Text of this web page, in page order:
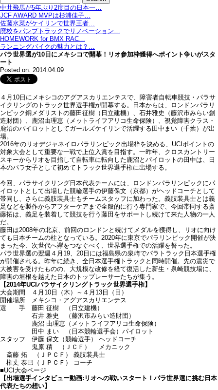
中井飛馬が5年ぶり2度目の日本一…
JCF AWARD MVPは杉浦佳子…
佐藤水菜がケイリンで世界王者…
廃校をパンプトラックでリノベーション…
HOMEWORK for BMX RAC…
ランニングバイクの魅力とは？…
パラ世界選が10日にメキシコで開幕！リオ参加枠獲得へポイント争いがスタ
ート
Posted on: 2014.04.09
４月10日にメキシコのアグアスカリエンテスで、障害者自転車競技・パラサ
イクリングのトラック世界選手権が開幕する。日本からは、ロンドンパラリ
ンピック銅メダリストの藤田征樹（日立建機）、石井雅史（藤沢市みらい創
造財団）、鹿沼由理恵（メットライフアリコ生命保険）、視覚障害クラス・
鹿沼のパイロットとしてガールズケイリンで活躍する田中まい（千葉）が出
場。
2016年のリオデジャネイロパラリンピック出場枠を決める、UCIポイントの
対象大会として重要な一戦で上位入賞を目指す。一昨年、クロスカントリー
スキーからリオを目指して自転車に転向した鹿沼とパイロットの田中は、日
本のパラ女子として初めてトラック世界選手権に出場する。
今回、パラサイクリング日本代表チームには、ロンドンパラリンピックにパ
イロットとして出場した競輪選手の伊藤保文（京都）がヘッドコーチとして
帯同し、さらに義肢装具士もチームスタッフに加わった。義肢装具士とは義
足などを製作からアフターケアまで全般的に行う専門家で、今回帯同する斎
藤拓は、義足を装着して競技を行う藤田をサポートし続けて来た人物の一人
だ。
藤田は2008年の北京、前回のロンドンと続けてメダルを獲得し、リオに向け
ても日本チームの柱となっている。2020年に東京でパラリンピック開催が決
まった今、次世代へ襷をつなぐべく、世界選手権での活躍を誓った。
パラ世界選の翌週４月19、20日には福島県の泉崎でパラトラック日本選手権
が開催される。昨年に続き、全日本選手権トラックと同時開催。先の震災で
大被害を受けたものの、大規模な改修を経て復活した新生・泉崎競技場に、
障害の垣根を越えた日本のトップレーサーたちが集う。
【2014年UCIパラサイクリングトラック世界選手権】
大会期間 ４月10日（木）～４月13日（日）
開催場所 メキシコ・アグアスカリエンテス
選 手 藤田 征樹 （日立建機）
石井 雅史 （藤沢市みらい造財団）
鹿沼 由理恵（メットライフアリコ生命保険）
田中 まい （日本競輪選手会）パイロット
スタッフ 伊藤 保文（競輪選手） ヘッドコーチ
鬼原 積 （ＪＣＦ） メカニック
斎藤 拓 （ＪＰＣＦ） 義肢装具士
権丈 泰巳（ＪＰＣＦ） コーチ
■UCI大会ページ
【出場選手インタビュー動画:リオへの戦いスタート！パラ世界選に挑む日本
代表たちの想い】